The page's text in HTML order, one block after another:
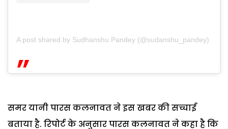
A post shared by Sudhanshu Pandey (@sudanshu_pandey)
समर यानी पारस कलनावत ने इस खबर की सच्चाई
बताया है. रिपोर्ट के अनुसार पारस कलनावत ने कहा है कि